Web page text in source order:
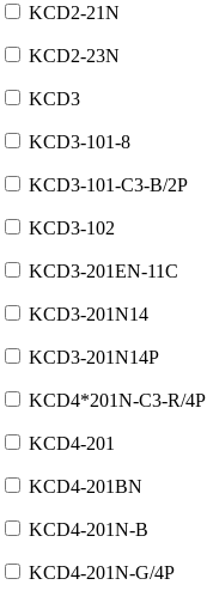
KCD2-21N
KCD2-23N
KCD3
KCD3-101-8
KCD3-101-C3-B/2P
KCD3-102
KCD3-201EN-11C
KCD3-201N14
KCD3-201N14P
KCD4*201N-C3-R/4P
KCD4-201
KCD4-201BN
KCD4-201N-B
KCD4-201N-G/4P